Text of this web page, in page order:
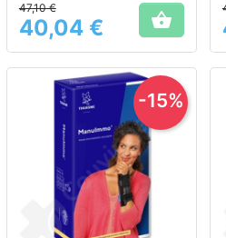
Prix
47,10 €
40,04 € 
-15%